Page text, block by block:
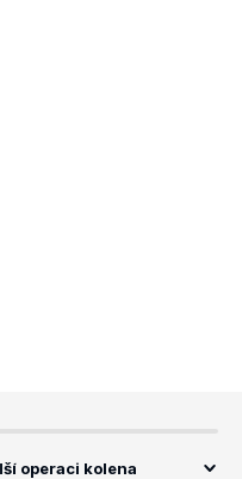
operaci kolena